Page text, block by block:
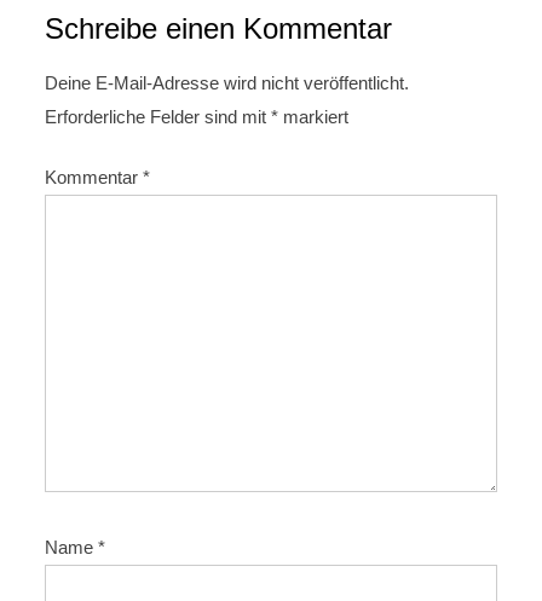
g
n
a
i
Schreibe einen Kommentar
Deine E-Mail-Adresse wird nicht veröffentlicht.
Erforderliche Felder sind mit* markiert
Kommentar*
Name*